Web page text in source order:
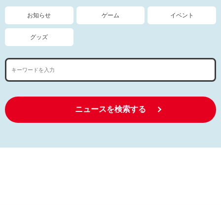
お知らせ ゲーム イベント
グッズ
ニュースを検索する